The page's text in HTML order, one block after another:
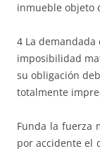
inmueble objeto
4 La demandada
imposibilidad
su obligación
totalmente
Funda la fuerza
por accidente el